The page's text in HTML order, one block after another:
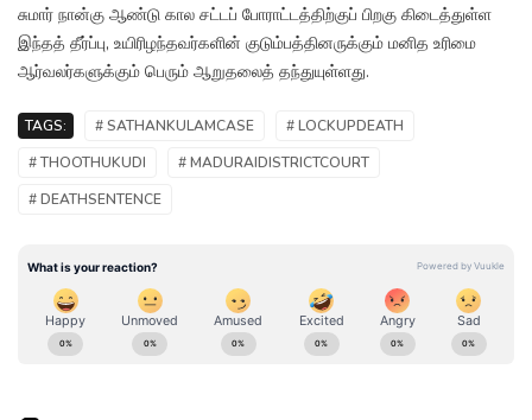
சுமார் நான்கு ஆண்டு கால சட்டப் போராட்டத்திற்குப் பிறகு கிடைத்துள்ள
இந்தத் தீர்ப்பு, உயிரிழந்தவர்களின் குடும்பத்தினருக்கும் மனித உரிமை
ஆர்வலர்களுக்கும் பெரும் ஆறுதலைத் தந்துயுள்ளது.
TAGS: # SATHANKULAMCASE
# LOCKUPDEATH
# THOOTHUKUDI
# MADURAIDISTRICTCOURT
# DEATHSENTENCE